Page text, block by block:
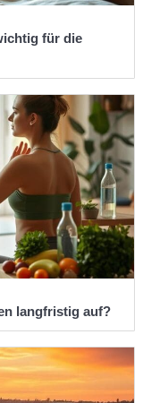
für die
langfristig auf?